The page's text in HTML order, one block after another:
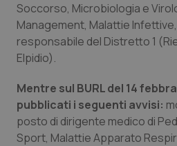
Quotidiano Cardiologia
Quotidiano Chirurgia
Quotidiano Oncologia
Quotidiano Pediatria
Soccorso, Microbiologia e
Management, Malattie
responsabile del Distretto 1
Elpidio).
Mentre sul BURL del 14
pubblicati i seguenti avvisi:
posto di dirigente medico di
Sport, Malattie Apparato